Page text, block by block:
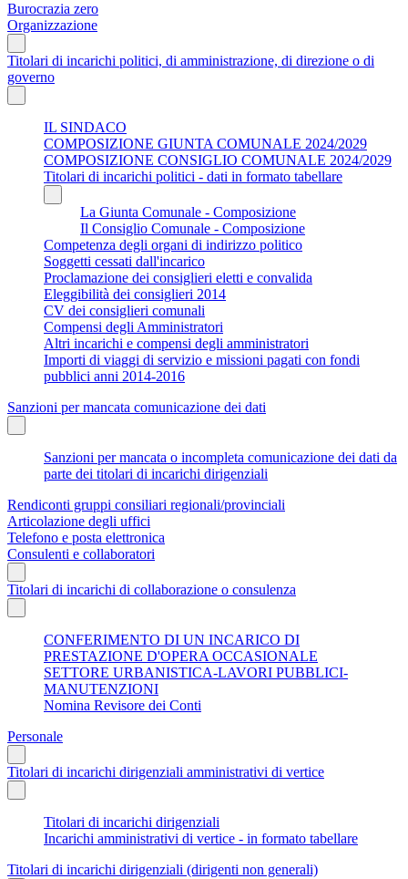
Burocrazia zero
Organizzazione
Titolari di incarichi politici, di amministrazione, di direzione o di
governo
IL SINDACO
COMPOSIZIONE GIUNTA COMUNALE 2024/2029
COMPOSIZIONE CONSIGLIO COMUNALE 2024/2029
Titolari di incarichi politici - dati in formato tabellare
La Giunta Comunale - Composizione
Il Consiglio Comunale - Composizione
Competenza degli organi di indirizzo politico
Soggetti cessati dall'incarico
Proclamazione dei consiglieri eletti e convalida
Eleggibilità dei consiglieri 2014
CV dei consiglieri comunali
Compensi degli Amministratori
Altri incarichi e compensi degli amministratori
Importi di viaggi di servizio e missioni pagati con fondi
pubblici anni 2014-2016
Sanzioni per mancata comunicazione dei dati
Sanzioni per mancata o incompleta comunicazione dei dati da
parte dei titolari di incarichi dirigenziali
Rendiconti gruppi consiliari regionali/provinciali
Articolazione degli uffici
Telefono e posta elettronica
Consulenti e collaboratori
Titolari di incarichi di collaborazione o consulenza
CONFERIMENTO DI UN INCARICO DI
PRESTAZIONE D'OPERA OCCASIONALE
SETTORE URBANISTICA-LAVORI PUBBLICI-
MANUTENZIONI
Nomina Revisore dei Conti
Personale
Titolari di incarichi dirigenziali amministrativi di vertice
Titolari di incarichi dirigenziali
Incarichi amministrativi di vertice - in formato tabellare
Titolari di incarichi dirigenziali (dirigenti non generali)